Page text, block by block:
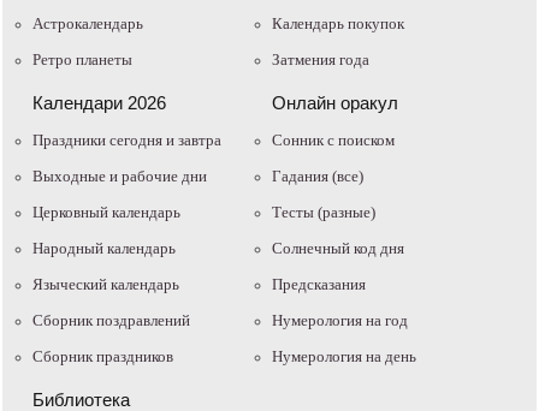
Астрокалендарь
Ретро планеты
Календарь покупок
Затмения года
Календари 2026
Праздники сегодня и завтра
Выходные и рабочие дни
Церковный календарь
Народный календарь
Языческий календарь
Сборник поздравлений
Сборник праздников
Онлайн оракул
Cонник с поиском
Гадания (все)
Тесты (разные)
Солнечный код дня
Предсказания
Нумерология на год
Нумерология на день
Библиотека